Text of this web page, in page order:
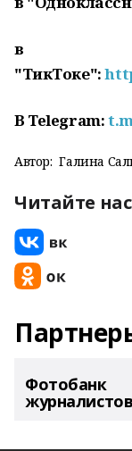
в
"ТикТоке":
В Telegram:
Автор: Галина
Читайте нас
Фотобанк